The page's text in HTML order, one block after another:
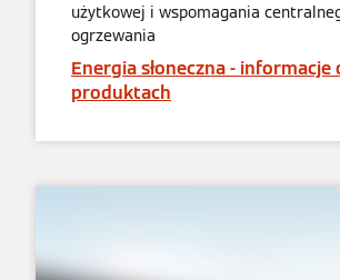
użytkowej i wspomagania
ogrzewania
Energia słoneczna - informacje
produktach